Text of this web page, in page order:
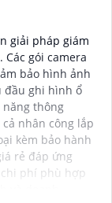
giải pháp giám
gói camera
bảo hình ảnh
đầu ghi hình ổ
thông
nhân công lắp
kèm bảo hành
rẻ đáp ứng
phí phù hợp